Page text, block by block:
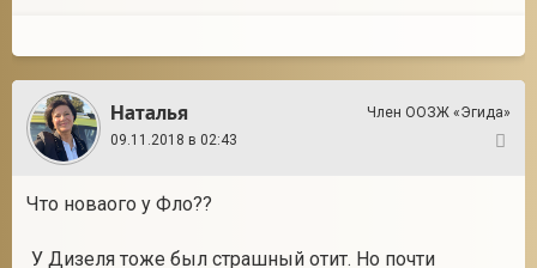
Наталья
Член ООЗЖ «Эгида»
09.11.2018 в 02:43
Что новаого у Фло??
У Дизеля тоже был страшный отит. Но почти